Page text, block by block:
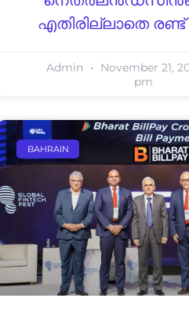
എതിരില്ലാതെ
Admin November 21,
pm
BAHRAIN